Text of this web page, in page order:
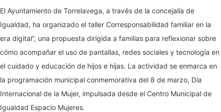
El Ayuntamiento de Torrelavega, a través de la concejalía de
Igualdad, ha organizado el taller Corresponsabilidad familiar en la
era digital”, una propuesta dirigida a familias para reflexionar sobre
cómo acompañar el uso de pantallas, redes sociales y tecnología en
el cuidado y educación de hijos e hijas. La actividad se enmarca en
la programación municipal conmemorativa del 8 de marzo, Día
Internacional de la Mujer, impulsada desde el Centro Municipal de
Igualdad Espacio Mujeres.